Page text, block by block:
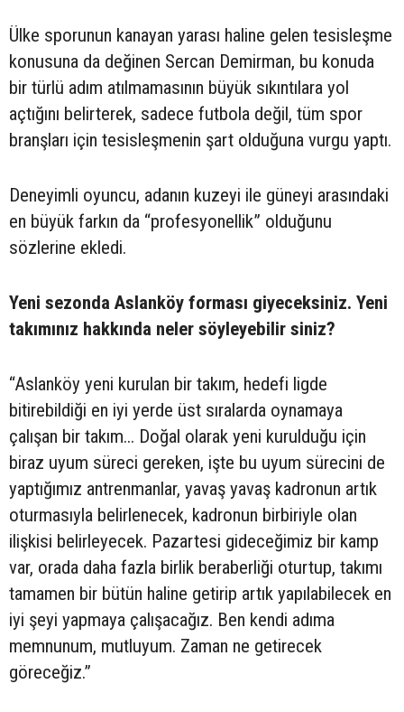
Ülke sporunun kanayan yarası haline gelen tesisleşme
konusuna da değinen Sercan Demirman, bu konuda
bir türlü adım atılmamasının büyük sıkıntılara yol
açtığını belirterek, sadece futbola değil, tüm spor
branşları için tesisleşmenin şart olduğuna vurgu yaptı.
Deneyimli oyuncu, adanın kuzeyi ile güneyi arasındaki
en büyük farkın da “profesyonellik” olduğunu
sözlerine ekledi.
Yeni sezonda Aslanköy forması giyeceksiniz. Yeni
takımınız hakkında neler söyleyebilir siniz?
“Aslanköy yeni kurulan bir takım, hedefi ligde
bitirebildiği en iyi yerde üst sıralarda oynamaya
çalışan bir takım... Doğal olarak yeni kurulduğu için
biraz uyum süreci gereken, işte bu uyum sürecini de
yaptığımız antrenmanlar, yavaş yavaş kadronun artık
oturmasıyla belirlenecek, kadronun birbiriyle olan
ilişkisi belirleyecek. Pazartesi gideceğimiz bir kamp
var, orada daha fazla birlik beraberliği oturtup, takımı
tamamen bir bütün haline getirip artık yapılabilecek en
iyi şeyi yapmaya çalışacağız. Ben kendi adıma
memnunum, mutluyum. Zaman ne getirecek
göreceğiz.”